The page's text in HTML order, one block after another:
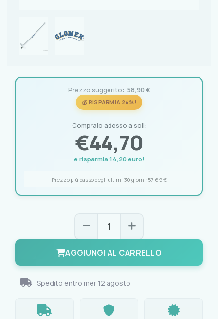
Prezzo suggerito: 58,90 €
💰 RISPARMIA 24%!
Compralo adesso a soli:
€44,70
e risparmia 14,20 euro!
Prezzo più basso degli ultimi 30 giorni: 57,69 €
AGGIUNGI AL CARRELLO
Spedito entro mer 12 agosto